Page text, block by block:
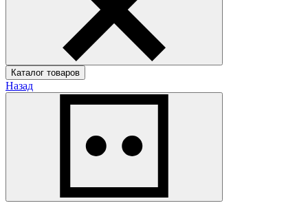
Каталог товаров
Назад